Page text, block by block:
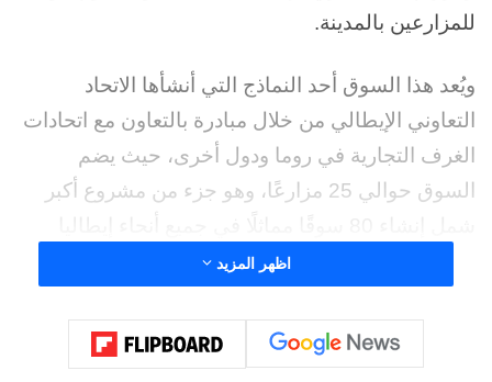
للمزارعين بالمدينة.
ويُعد هذا السوق أحد النماذج التي أنشأها الاتحاد
التعاوني الإيطالي من خلال مبادرة بالتعاون مع اتحادات
الغرف التجارية في روما ودول أخرى، حيث يضم
السوق حوالي 25 مزارعًا، وهو جزء من مشروع أكبر
مؤخرًا، بهدف تقديم تسهيلات للمزارعين من خلال
المنتج للمستهلك مباشرة.
اظهر المزيد